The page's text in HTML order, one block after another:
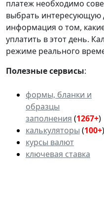
платеж необходимо
выбрать интересующую
информация о том,
уплатить в этот день.
режиме реального
Полезные сервисы:
формы, бланки и
образцы
заполнения (1267+)
калькуляторы (100+)
курсы валют
ключевая ставка